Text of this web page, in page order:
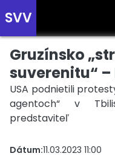
SVV
Prehľad správ
Zobrazte si správy
prehľad o dianí vo svete.
Gruzínsko
suverenitu“
USA podnietili
agentoch“ v
predstaviteľ
Dátum:11.03.2023 11:00